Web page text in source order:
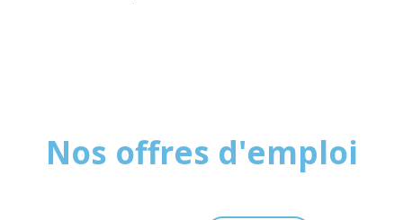
Nos offres d'emploi